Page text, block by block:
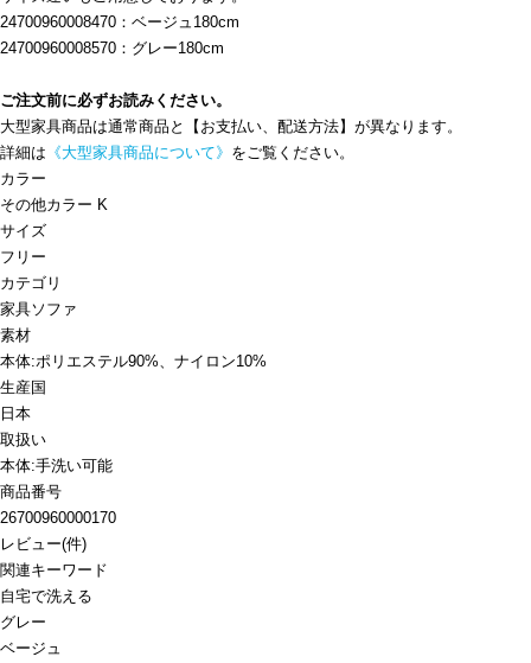
24700960008470：ベージュ180cm
24700960008570：グレー180cm
ご注文前に必ずお読みください。
大型家具商品は通常商品と【お支払い、配送方法】が異なります。
詳細は 《大型家具商品について》 をご覧ください。
カラー
その他カラー K
サイズ
フリー
カテゴリ
家具ソファ
素材
本体:ポリエステル90%、ナイロン10%
生産国
日本
取扱い
本体:手洗い可能
商品番号
26700960000170
レビュー(件)
関連キーワード
自宅で洗える
グレー
ベージュ